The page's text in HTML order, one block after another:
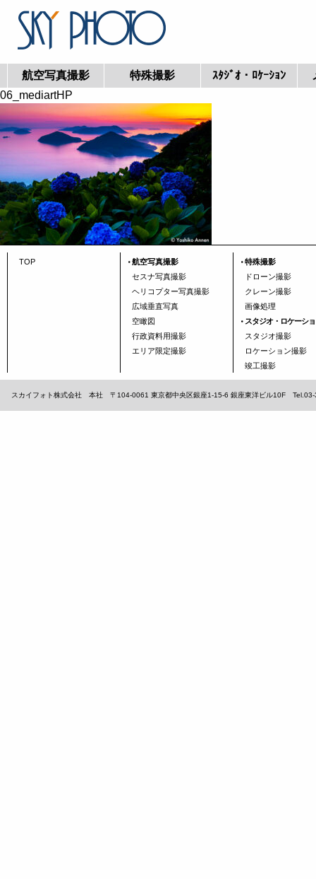
航空写真撮影 特殊撮影 ｽﾀｼﾞｵ・ﾛｹｰｼｮﾝ
06_mediartHP
TOP
航空写真撮影
セスナ写真撮影
ヘリコプター写真撮影
広域垂直写真
空瞰図
行政資料用撮影
エリア限定撮影
特殊撮影
ドローン撮影
クレーン撮影
画像処理
スタジオ・ロケーシ
スタジオ撮影
ロケーション撮影
竣工撮影
スカイフォト株式会社 本社 〒104-0061 東京都中央区銀座1-15-6 銀座東洋ビル10F